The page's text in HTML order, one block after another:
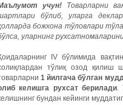
учун!
Товарларни
бўлиб, уларга
божхона тўловлари
уларнинг
IV бўлимида
тўлиқ озод қилиш
1 йилгача бўлган
келишга рухсат берилади.
бундан кейинги